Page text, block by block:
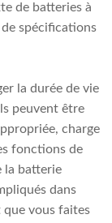
de batteries à
de spécifications
la durée de vie
peuvent être
charge
fonctions de
la batterie
dans
que vous faites